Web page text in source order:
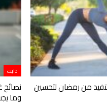
من رمضان لتحسين
دايت
نصائح
وما